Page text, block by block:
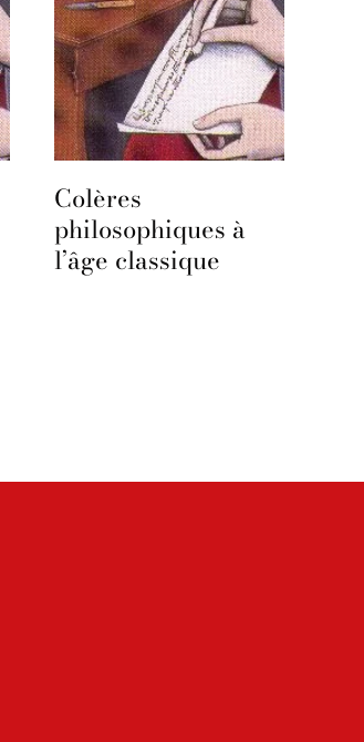
Colères
philosophiques à
l’âge classique